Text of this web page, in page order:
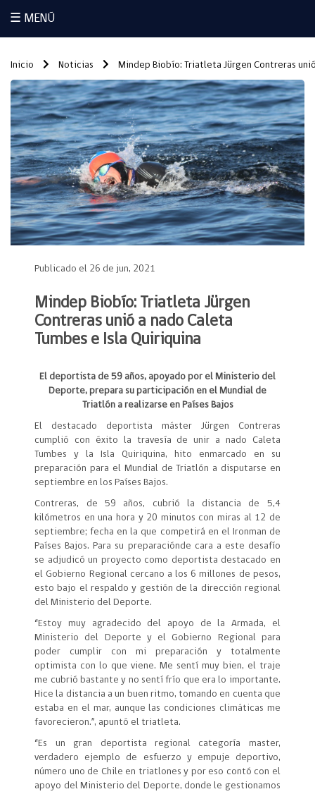
☰ MENÚ
Inicio Noticias Mindep Biobío: Triatleta Jürgen Contreras
Publicado el 26 de jun, 2021
Mindep Biobío: Triatleta Jürgen
Contreras unió a nado Caleta
Tumbes e Isla Quiriquina
El deportista de 59 años, apoyado por el Ministerio del
Deporte, prepara su participación en el Mundial de
Triatlón a realizarse en Países Bajos
El destacado deportista máster Jürgen Contreras
cumplió con éxito la travesía de unir a nado Caleta
Tumbes y la Isla Quiriquina, hito enmarcado en su
preparación para el Mundial de Triatlón a disputarse en
septiembre en los Países Bajos.
Contreras, de 59 años, cubrió la distancia de 5,4
kilómetros en una hora y 20 minutos con miras al 12 de
septiembre; fecha en la que competirá en el Ironman de
Países Bajos. Para su preparaciónde cara a este desafío
se adjudicó un proyecto como deportista destacado en
el Gobierno Regional cercano a los 6 millones de pesos,
esto bajo el respaldo y gestión de la dirección regional
del Ministerio del Deporte.
“Estoy muy agradecido del apoyo de la Armada, el
Ministerio del Deporte y el Gobierno Regional para
poder cumplir con mi preparación y totalmente
optimista con lo que viene. Me sentí muy bien, el traje
me cubrió bastante y no sentí frío que era lo importante.
Hice la distancia a un buen ritmo, tomando en cuenta que
estaba en el mar, aunque las condiciones climáticas me
favorecieron.”, apuntó el triatleta.
“Es un gran deportista regional categoría master,
verdadero ejemplo de esfuerzo y empuje deportivo,
número uno de Chile en triatlones y por eso contó con el
apoyo del Ministerio del Deporte, donde le gestionamos